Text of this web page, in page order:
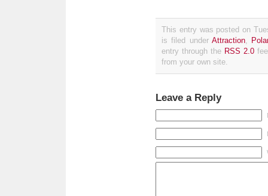
This entry was posted on
is filed under Attraction,
entry through the RSS 2.0
from your own site.
Leave a Reply